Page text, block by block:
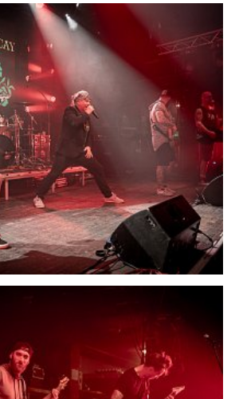
21704-DSC06582